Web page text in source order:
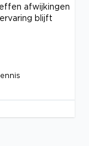
afwijkingen
blijft